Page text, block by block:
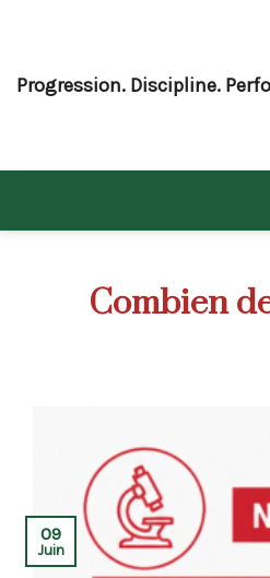
content
Progression. Discipline.
Combien
09
Juin